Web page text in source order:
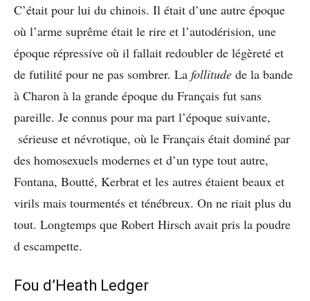
C’était pour lui du chinois. Il était d’une autre époque
où l’arme suprême était le rire et l’autodérision, une
époque répressive où il fallait redoubler de légèreté et
de futilité pour ne pas sombrer. La follitude de la bande
à Charon à la grande époque du Français fut sans
pareille. Je connus pour ma part l’époque suivante,
sérieuse et névrotique, où le Français était dominé par
des homosexuels modernes et d’un type tout autre,
Fontana, Boutté, Kerbrat et les autres étaient beaux et
virils mais tourmentés et ténébreux. On ne riait plus du
tout. Longtemps que Robert Hirsch avait pris la poudre
d escampette.
Fou d’Heath Ledger